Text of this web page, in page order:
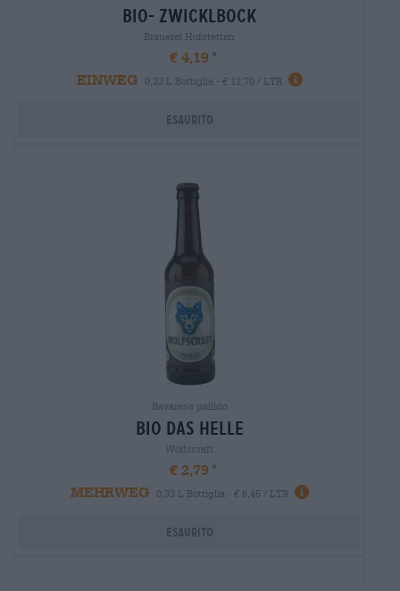
bio- zwicklbock
Brauerei Hofstetten
€ 4,19
EINWEG
0,33 L Bottiglia - € 12,70 / LTR
Esaurito
Bavarese pallido
bio das helle
Wolfscraft
€ 2,79
MEHRWEG
0,33 L Bottiglia - € 8,45 / LTR
Esaurito